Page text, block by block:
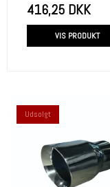
416,25 DKK
VIS PRODUKT
Udsolgt